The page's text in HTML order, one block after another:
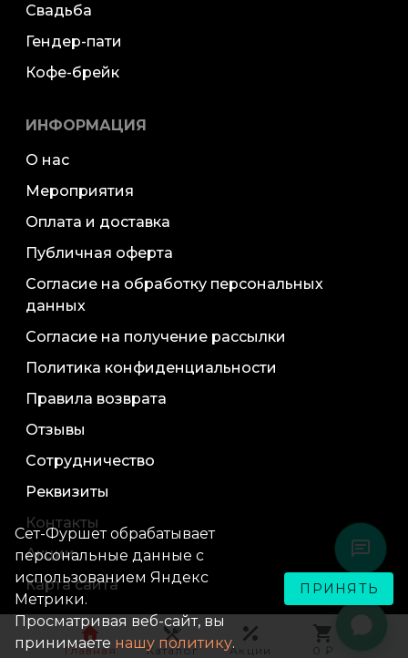
Свадьба
Гендер-пати
Кофе-брейк
ИНФОРМАЦИЯ
О нас
Мероприятия
Оплата и доставка
Публичная оферта
Согласие на обработку персональных
данных
Согласие на получение рассылки
Политика конфиденциальности
Правила возврата
Отзывы
Сотрудничество
Реквизиты
Контакты
Акции
Карта сайта
Главная Каталог Акции 0 ₽
Сет-Фуршет обрабатывает
персональные данные с
использованием Яндекс
Метрики.
Просматривая веб-сайт, вы
принимаете нашу политику.
ПРИНЯТЬ